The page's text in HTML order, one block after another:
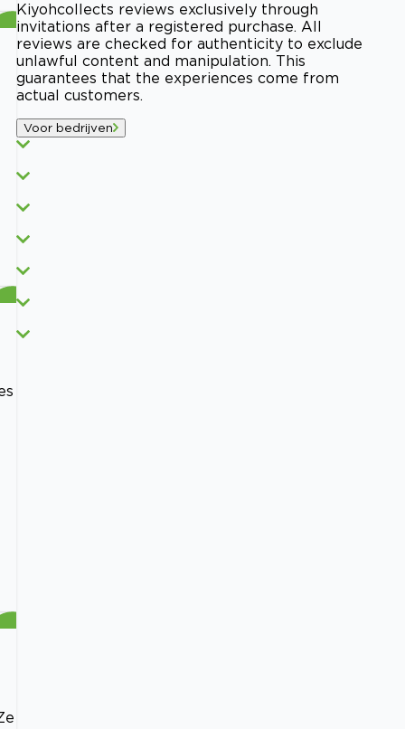
Kiyohcollects reviews exclusively through
invitations after a registered purchase. All
reviews are checked for authenticity to exclude
unlawful content and manipulation. This
guarantees that the experiences come from
actual customers.
Voor bedrijven